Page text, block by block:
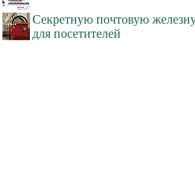
Секретную почтовую
для посетителей